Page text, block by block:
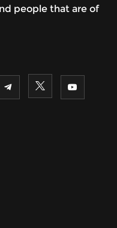
people that are of